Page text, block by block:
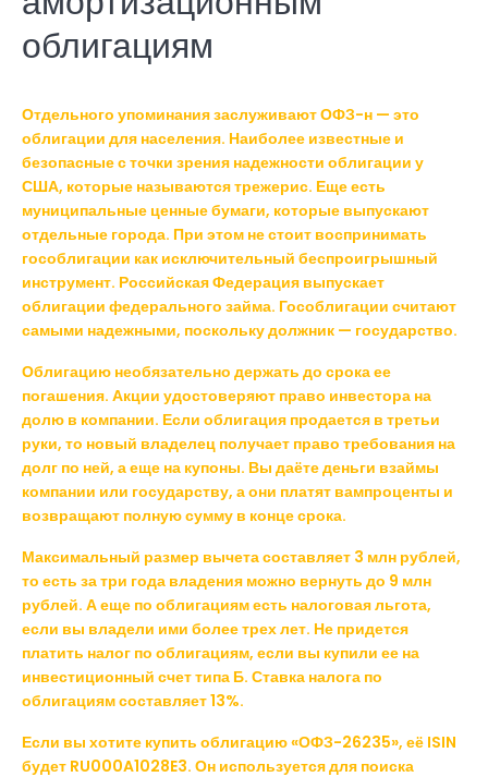
облигациям
Отдельного упоминания заслуживают ОФЗ-н — это
облигации для населения. Наиболее известные и
безопасные с точки зрения надежности облигации у
США, которые называются трежерис. Еще есть
муниципальные ценные бумаги, которые выпускают
отдельные города. При этом не стоит воспринимать
гособлигации как исключительный беспроигрышный
инструмент. Российская Федерация выпускает
облигации федерального займа. Гособлигации считают
самыми надежными, поскольку должник — государство.
Облигацию необязательно держать до срока ее
погашения. Акции удостоверяют право инвестора на
долю в компании. Если облигация продается в третьи
руки, то новый владелец получает право требования на
долг по ней, а еще на купоны. Вы даёте деньги взаймы
компании или государству, а они платят вампроценты и
возвращают полную сумму в конце срока.
Максимальный размер вычета составляет 3 млн рублей,
то есть за три года владения можно вернуть до 9 млн
рублей. А еще по облигациям есть налоговая льгота,
если вы владели ими более трех лет. Не придется
платить налог по облигациям, если вы купили ее на
инвестиционный счет типа Б. Ставка налога по
облигациям составляет 13%.
Если вы хотите купить облигацию «ОФЗ-26235», её ISIN
будет RU000A1028E3. Он используется для поиска